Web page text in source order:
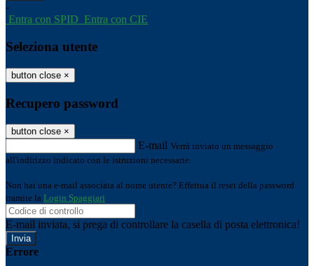
-
Entra con SPID Entra con CIE
Seleziona utente
button close ×
Recupero password
button close ×
E-mail Verrà inviato un messaggio
all'indirizzo indicato con le istruzioni necessarie.
Non hai una e-mail associata al nome utente? Effettua il reset della password
tramite la Login Spaggiari
E-mail inviata, si prega di controllare la casella di posta elettronica!
Errore